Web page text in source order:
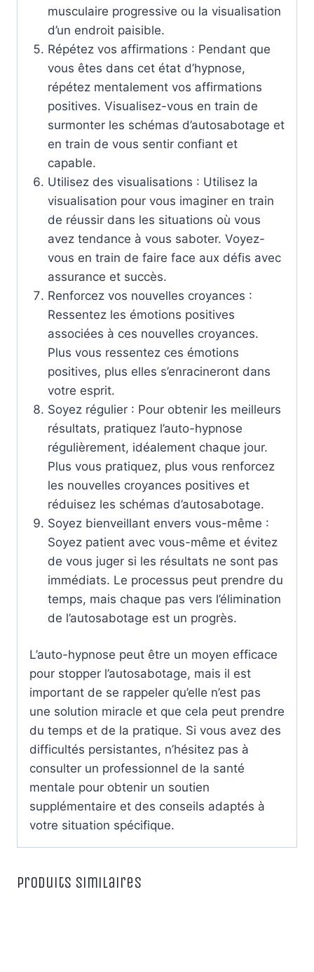
musculaire progressive ou la visualisation
d’un endroit paisible.
Répétez vos affirmations : Pendant que
vous êtes dans cet état d’hypnose,
répétez mentalement vos affirmations
positives. Visualisez-vous en train de
surmonter les schémas d’autosabotage et
en train de vous sentir confiant et
capable.
Utilisez des visualisations : Utilisez la
visualisation pour vous imaginer en train
de réussir dans les situations où vous
avez tendance à vous saboter. Voyez-
vous en train de faire face aux défis avec
assurance et succès.
Renforcez vos nouvelles croyances :
Ressentez les émotions positives
associées à ces nouvelles croyances.
Plus vous ressentez ces émotions
positives, plus elles s’enracineront dans
votre esprit.
Soyez régulier : Pour obtenir les meilleurs
résultats, pratiquez l’auto-hypnose
régulièrement, idéalement chaque jour.
Plus vous pratiquez, plus vous renforcez
les nouvelles croyances positives et
réduisez les schémas d’autosabotage.
Soyez bienveillant envers vous-même :
Soyez patient avec vous-même et évitez
de vous juger si les résultats ne sont pas
immédiats. Le processus peut prendre du
temps, mais chaque pas vers l’élimination
de l’autosabotage est un progrès.
L’auto-hypnose peut être un moyen efficace
pour stopper l’autosabotage, mais il est
important de se rappeler qu’elle n’est pas
une solution miracle et que cela peut prendre
du temps et de la pratique. Si vous avez des
difficultés persistantes, n’hésitez pas à
consulter un professionnel de la santé
mentale pour obtenir un soutien
supplémentaire et des conseils adaptés à
votre situation spécifique.
Produits similaires